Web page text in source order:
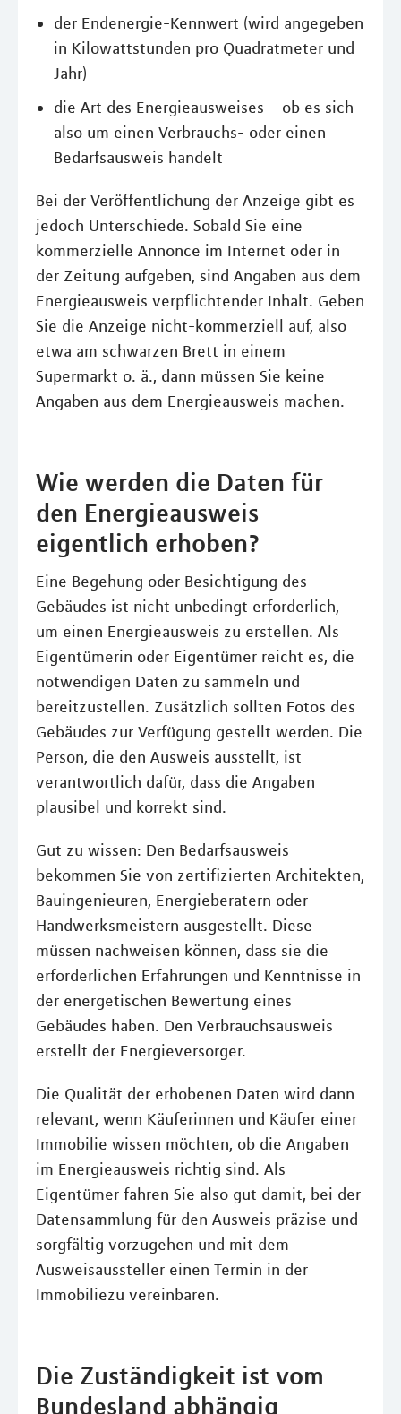
der Endenergie-Kennwert (wird angegeben
in Kilowattstunden pro Quadratmeter und
Jahr)
die Art des Energieausweises – ob es sich
also um einen Verbrauchs- oder einen
Bedarfsausweis handelt
Bei der Veröffentlichung der Anzeige gibt es
jedoch Unterschiede. Sobald Sie eine
kommerzielle Annonce im Internet oder in
der Zeitung aufgeben, sind Angaben aus dem
Energieausweis verpflichtender Inhalt. Geben
Sie die Anzeige nicht-kommerziell auf, also
etwa am schwarzen Brett in einem
Supermarkt o. ä., dann müssen Sie keine
Angaben aus dem Energieausweis machen.
Wie werden die Daten für
den Energieausweis
eigentlich erhoben?
Eine Begehung oder Besichtigung des
Gebäudes ist nicht unbedingt erforderlich,
um einen Energieausweis zu erstellen. Als
Eigentümerin oder Eigentümer reicht es, die
notwendigen Daten zu sammeln und
bereitzustellen. Zusätzlich sollten Fotos des
Gebäudes zur Verfügung gestellt werden. Die
Person, die den Ausweis ausstellt, ist
verantwortlich dafür, dass die Angaben
plausibel und korrekt sind.
Gut zu wissen: Den Bedarfsausweis
bekommen Sie von zertifizierten Architekten,
Bauingenieuren, Energieberatern oder
Handwerksmeistern ausgestellt. Diese
müssen nachweisen können, dass sie die
erforderlichen Erfahrungen und Kenntnisse in
der energetischen Bewertung eines
Gebäudes haben. Den Verbrauchsausweis
erstellt der Energieversorger.
Die Qualität der erhobenen Daten wird dann
relevant, wenn Käuferinnen und Käufer einer
Immobilie wissen möchten, ob die Angaben
im Energieausweis richtig sind. Als
Eigentümer fahren Sie also gut damit, bei der
Datensammlung für den Ausweis präzise und
sorgfältig vorzugehen und mit dem
Ausweisaussteller einen Termin in der
Immobiliezu vereinbaren.
Die Zuständigkeit ist vom
Bundesland abhängig